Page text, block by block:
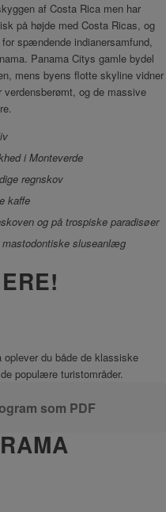
af Costa Rica men har
på højde med Costa Ricas, og
spændende indianersamfund,
Panama Citys gamle bydel
mens byens flotte skyline vidner
og de massive
i Monteverde
regnskov
kaffe
og på trospiske paradisøer
mastodontiske sluseanlæg
du både de klassiske
populære turistområder.
som PDF